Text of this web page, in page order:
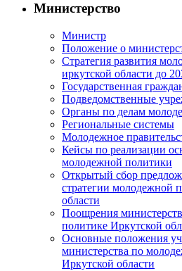
Министерство
Министр
Положение о
Стратегия развития
иркутской области до
Государственная
Подведомственные
Органы по делам
Региональные системы
Молодежное
Кейсы по реализации
молодежной политики
Открытый сбор
стратегии молодежной
области
Поощрения
политике Иркутской
Основные положения
министерства по
Иркутской области